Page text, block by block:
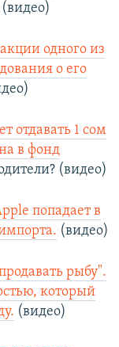
(видео)
одного из
о его
отдавать 1 сом
в фонд
(видео)
попадает в
(видео)
рыбу".
который
(видео)